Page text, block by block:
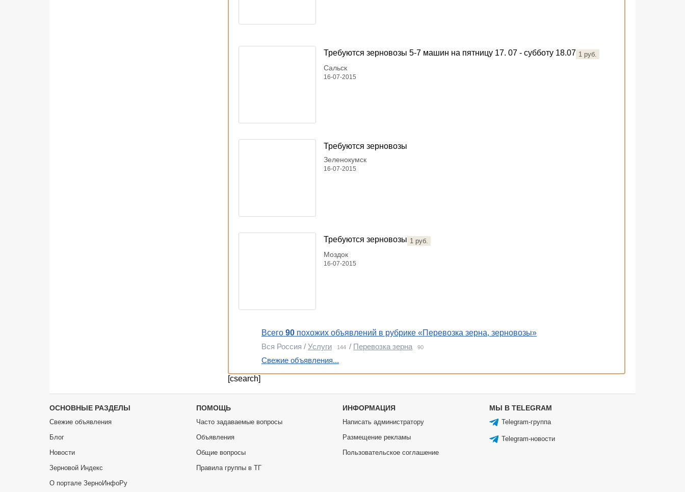
Требуются зерновозы 5-7 машин на пятницу 17. 07 - субботу 18.07 1 руб.
Сальск
16-07-2015
Требуются зерновозы
Зеленокумск
16-07-2015
Требуются зерновозы 1 руб.
Моздок
16-07-2015
Всего 90 похожих объявлений в рубрике «Перевозка зерна, зерновозы»
Вся Россия / Услуги 144 / Перевозка зерна 90
Свежие объявления...
[csearch]
ОСНОВНЫЕ РАЗДЕЛЫ
Свежие объявления
Блог
Новости
Зерновой Индекс
О портале ЗерноИнфоРу
ПОМОЩЬ
Часто задаваемые вопросы
Объявления
Общие вопросы
Правила группы в ТГ
ИНФОРМАЦИЯ
Написать администратору
Размещение рекламы
Пользовательское соглашение
МЫ В TELEGRAM
Telegram-группа
Telegram-новости